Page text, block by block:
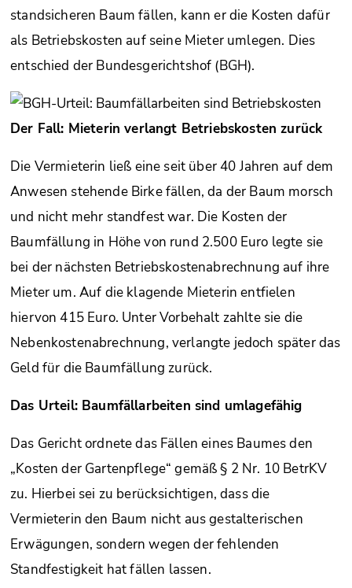
standsicheren Baum fällen, kann er die Kosten dafür
als Betriebskosten auf seine Mieter umlegen. Dies
entschied der Bundesgerichtshof (BGH).
Der Fall: Mieterin verlangt Betriebskosten zurück
Die Vermieterin ließ eine seit über 40 Jahren auf dem
Anwesen stehende Birke fällen, da der Baum morsch
und nicht mehr standfest war. Die Kosten der
Baumfällung in Höhe von rund 2.500 Euro legte sie
bei der nächsten Betriebskostenabrechnung auf ihre
Mieter um. Auf die klagende Mieterin entfielen
hiervon 415 Euro. Unter Vorbehalt zahlte sie die
Nebenkostenabrechnung, verlangte jedoch später das
Geld für die Baumfällung zurück.
Das Urteil: Baumfällarbeiten sind umlagefähig
Das Gericht ordnete das Fällen eines Baumes den
„Kosten der Gartenpflege“ gemäß § 2 Nr. 10 BetrKV
zu. Hierbei sei zu berücksichtigen, dass die
Vermieterin den Baum nicht aus gestalterischen
Erwägungen, sondern wegen der fehlenden
Standfestigkeit hat fällen lassen.